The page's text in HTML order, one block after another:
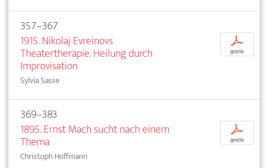
357–367
1915. Nikolaj Evreinovs
Theatertherapie. Heilung durch
Improvisation
Sylvia Sasse
p
gratis
369–383
1895. Ernst Mach sucht nach einem
Thema
Christoph Hoffmann
p
gratis